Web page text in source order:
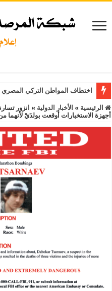
اختطاف المواطن التركي
الرئيسية » الأخبار الدولية » انزور
أجهزة الاستخبارات أوقعت بولدَيْ لأنهما